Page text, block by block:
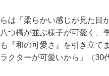
は「柔らかい感じが見た目
つ橋が並ぶ様子が可愛く、
『和の可愛さ』を引き立て
クターが可愛いから」（30